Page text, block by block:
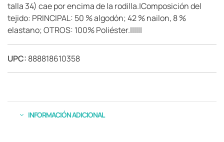
talla 34) cae por encima de la rodilla.|Composición del
tejido: PRINCIPAL: 50 % algodón; 42 % nailon, 8 %
elastano; OTROS: 100% Poliéster.||||||
UPC: 888818610358
INFORMACIÓN ADICIONAL